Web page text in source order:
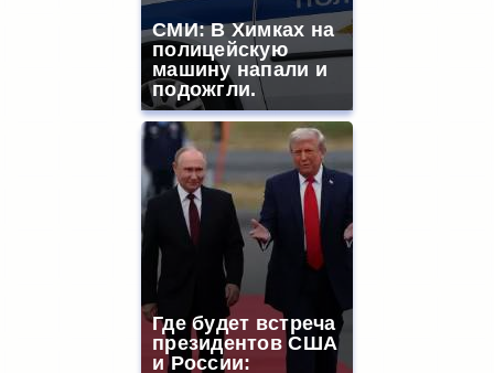
СМИ: В Химках на
полицейскую
машину напали и
подожгли.
Где будет встреча
президентов США
и России: